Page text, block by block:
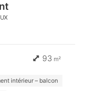
93 m²
intérieur – balcon